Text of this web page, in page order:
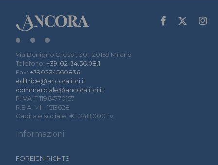
Via Benigno Crespi, 30 - 20159 Milano
Telefono: +39-02-34.56.08.1
Fax: +390234560836
editrice@ancoralibri.it
commerciale@ancoralibri.it
P.IVA IT 11964770157
R.E.A. MI - 1513628
Capitale sociale: € 1.248.000 i.v.
Informazioni
FOREIGN RIGHTS